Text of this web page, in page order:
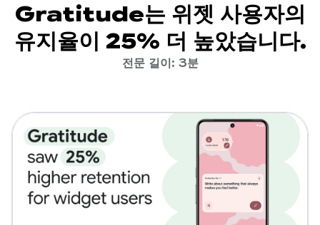
Gratitude는 위젯 사용자의
유지율이 25% 더 높았습니다.
전문 길이: 3분